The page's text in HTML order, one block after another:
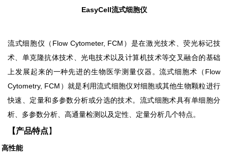
EasyCell流式细胞仪
流式细胞仪（ Flow Cytometer, FCM ）是在激光技术、荧光标记技
术、单克隆抗体技术、光电技术以及计算机技术等交叉融合的基础
上发展起来的一种先进的生物医学测量仪器。流式细胞术（ Flow
Cytometry, FCM ）就是利用流式细胞仪对细胞或其他生物颗粒进行
快速、定量和多参数分析或分选的技术。流式细胞术具有单细胞分
析、多参数分析、高通量检测以及定性、定量分析几个特点。
【产品特点 】
高性能